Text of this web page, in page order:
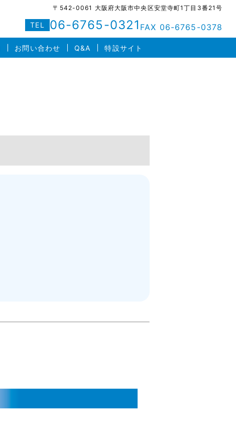
お問い合わせ Q&A 特設サイト
〒542-0061 大阪府大阪市中央区安堂寺町1丁目3番21号
TEL 06-6765-0321 FAX 06-6765-0378